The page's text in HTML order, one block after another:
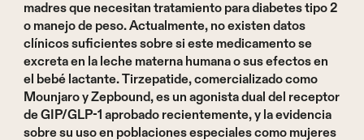
madres que necesitan tratamiento para diabetes tipo 2
o manejo de peso. Actualmente, no existen datos
clínicos suficientes sobre si este medicamento se
excreta en la leche materna humana o sus efectos en
el bebé lactante. Tirzepatide, comercializado como
Mounjaro y Zepbound, es un agonista dual del receptor
de GIP/GLP-1 aprobado recientemente, y la evidencia
sobre su uso en poblaciones especiales como mujeres